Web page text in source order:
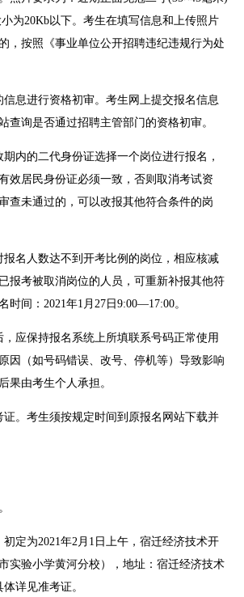
为20Kb以下。考生在填写信息和上传照片
，按照《事业单位公开招聘违纪违规行为处
信息进行资格初审。考生网上提交报名信息
查询是否通过招聘主管部门的资格初审。
期内的二代身份证选择一个岗位进行报名，
效居民身份证必须一致，否则取消考试资
查未通过的，可以改报其他符合条件的岗
报名人数达不到开考比例的岗位，相应核减
报考被取消岗位的人员，可重新补报其他符
时间：2021年1月27日9:00—17:00。
，应保持报名系统上所填联系号码正常使用
因（如号码错误、改号、停机等）导致影响
果由考生个人承担。
证。考生须按规定时间到原报名网站下载并
定为2021年2月1日上午，宿迁经济技术开
实验小学黄河分校），地址：宿迁经济技术
详见准考证。